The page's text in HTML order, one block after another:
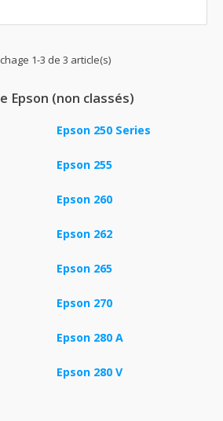
1-3 de 3 article(s)
Epson (non classés)
Epson 250 Series
Epson 255
Epson 260
Epson 262
Epson 265
Epson 270
Epson 280 A
Epson 280 V